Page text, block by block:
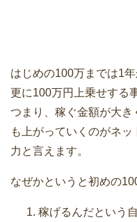
はじめの100万までは1
更に100万円上乗せする
つまり、稼ぐ金額が大き
も上がっていくのがネ
力と言えます。
なぜかというと初めの
稼げるんだという